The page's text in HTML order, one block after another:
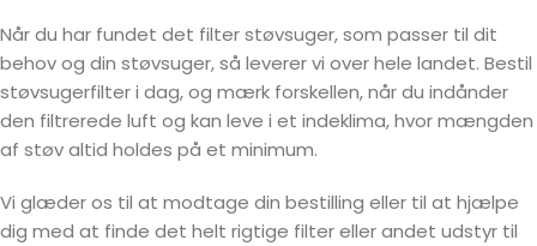
Når du har fundet det filter støvsuger, som passer til dit
behov og din støvsuger, så leverer vi over hele landet. Bestil
støvsugerfilter i dag, og mærk forskellen, når du indånder
den filtrerede luft og kan leve i et indeklima, hvor mængden
af støv altid holdes på et minimum.
Vi glæder os til at modtage din bestilling eller til at hjælpe
dig med at finde det helt rigtige filter eller andet udstyr til